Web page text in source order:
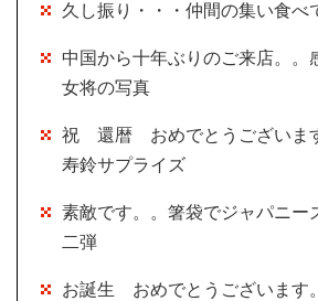
久し振り・・・仲間の集い食べ
中国から十年ぶりのご来店。
女将の写真
祝 還暦 おめでとうございま
寿鈴サプライズ
素敵です。。箸袋でジャパニ
二弾
お誕生 おめでとうございます